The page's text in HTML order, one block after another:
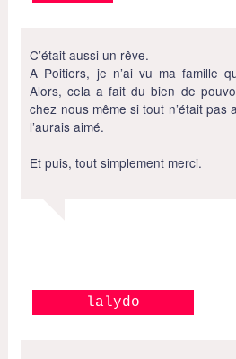
C’était aussi un rêve.
A Poitiers, je n’ai vu ma famille
Alors, cela a fait du bien de
chez nous même si tout n’était pas
l’aurais aimé.
Et puis, tout simplement merci.
lalydo